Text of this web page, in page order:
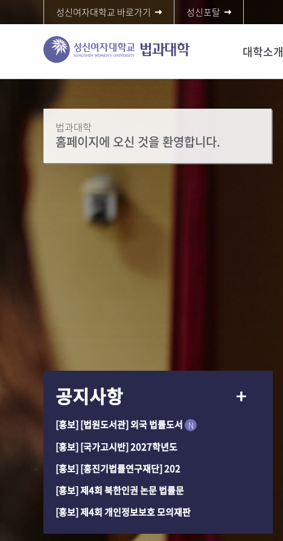
성신여자대학교 바로가기 성신포탈
대학소개
법과대학
홈페이지에 오신 것을 환영합니다.
공지사항
[홍보] [법원도서관] 외국 법률도서 N
[홍보] [국가고시반] 2027학년도
[홍보] [홍진기법률연구재단] 202
[홍보] 제4회 북한인권 논문 법률문
[홍보] 제4회 개인정보보호 모의재판